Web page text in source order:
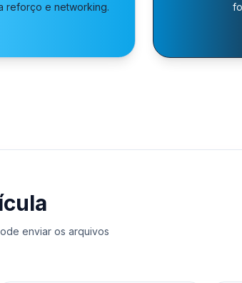
reforço e networking.
enviar os arquivos